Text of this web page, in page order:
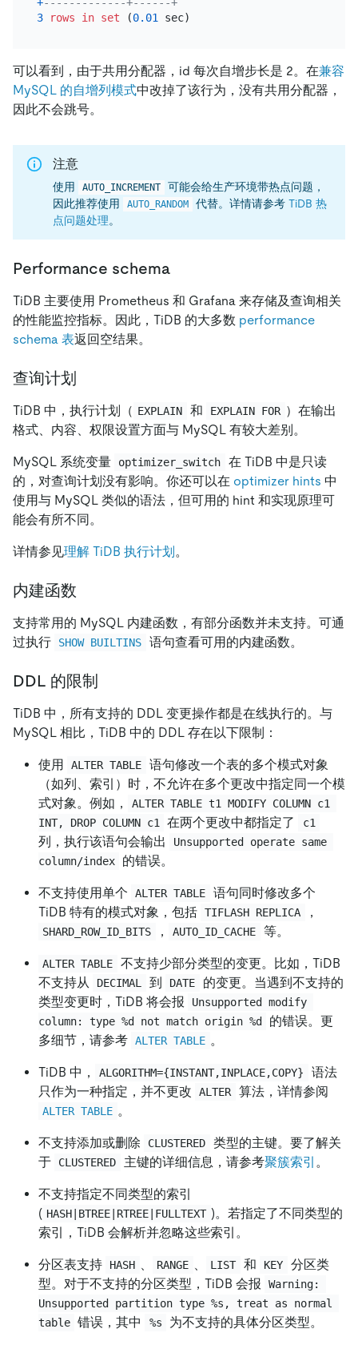
3
rows in set (0.01
可以看到，由于共用分配器，id 每次自增步长是 2。在兼容
MySQL 的自增列模式中改掉了该行为，没有共用分配器，
因此不会跳号。
注意
使用 AUTO_INCREMENT
可能会给生产环境带热点问题，
因此推荐使用
AUTO_RANDOM 代替。详情请参考 TiDB 热
点问题处理。
Performance schema
TiDB 主要使用 Prometheus 和 Grafana 来存储及查询相关
的性能监控指标。因此，TiDB 的大多数 performance
schema 表返回空结果。
查询计划
TiDB 中，执行计划（ EXPLAIN 和 EXPLAIN FOR ）在输出
格式、内容、权限设置方面与 MySQL 有较大差别。
MySQL 系统变量 optimizer_switch
在 TiDB 中是只读
的，对查询计划没有影响。你还可以在 optimizer hints 中
使用与 MySQL 类似的语法，但可用的 hint 和实现原理可
能会有所不同。
详情参见理解 TiDB 执行计划。
内建函数
支持常用的 MySQL 内建函数，有部分函数并未支持。可通
过执行
SHOW BUILTINS 语句查看可用的内建函数。
DDL 的限制
TiDB 中，所有支持的 DDL 变更操作都是在线执行的。与
MySQL 相比，TiDB 中的 DDL 存在以下限制：
使用 ALTER TABLE
语句修改一个表的多个模式对象
（如列、索引）时，不允许在多个更改中指定同一个模
式对象。例如，
ALTER TABLE t1 MODIFY COLUMN c1
INT, DROP COLUMN c1
在两个更改中都指定了 c1
列，执行该语句会输出
Unsupported operate same
column/index
的错误。
不支持使用单个 ALTER TABLE
语句同时修改多个
TiDB 特有的模式对象，包括 TIFLASH REPLICA ，
SHARD_ROW_ID_BITS ， AUTO_ID_CACHE 等。
ALTER TABLE
不支持少部分类型的变更。比如，TiDB
不支持从
DECIMAL 到 DATE
的变更。当遇到不支持的
类型变更时，TiDB 将会报
Unsupported modify
column: type %d not match origin %d
的错误。更
多细节，请参考 ALTER TABLE 。
TiDB 中， ALGORITHM={INSTANT,INPLACE,COPY}
语法
只作为一种指定，并不更改
ALTER 算法，详情参阅
ALTER TABLE 。
不支持添加或删除 CLUSTERED
类型的主键。要了解关
于
CLUSTERED 主键的详细信息，请参考聚簇索引 。
不支持指定不同类型的索引
( HASH|BTREE|RTREE|FULLTEXT )。若指定了不同类型的
索引，TiDB 会解析并忽略这些索引。
分区表支持 HASH 、 RANGE 、 LIST 和 KEY
分区类
型。对于不支持的分区类型，TiDB 会报
Warning:
Unsupported partition type %s, treat as normal
table 错误，其中 %s 为不支持的具体分区类型。